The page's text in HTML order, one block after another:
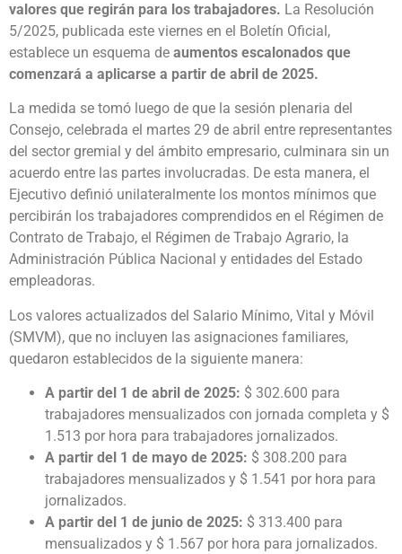
valores que regirán para los trabajadores. La Resolución
5/2025, publicada este viernes en el Boletín Oficial,
establece un esquema de aumentos escalonados que
comenzará a aplicarse a partir de abril de 2025.
La medida se tomó luego de que la sesión plenaria del
Consejo, celebrada el martes 29 de abril entre representantes
del sector gremial y del ámbito empresario, culminara sin un
acuerdo entre las partes involucradas. De esta manera, el
Ejecutivo definió unilateralmente los montos mínimos que
percibirán los trabajadores comprendidos en el Régimen de
Contrato de Trabajo, el Régimen de Trabajo Agrario, la
Administración Pública Nacional y entidades del Estado
empleadoras.
Los valores actualizados del Salario Mínimo, Vital y Móvil
(SMVM), que no incluyen las asignaciones familiares,
quedaron establecidos de la siguiente manera:
A partir del 1 de abril de 2025: $ 302.600 para
trabajadores mensualizados con jornada completa y $
1.513 por hora para trabajadores jornalizados.
A partir del 1 de mayo de 2025: $ 308.200 para
trabajadores mensualizados y $ 1.541 por hora para
jornalizados.
A partir del 1 de junio de 2025: $ 313.400 para
mensualizados y $ 1.567 por hora para jornalizados.